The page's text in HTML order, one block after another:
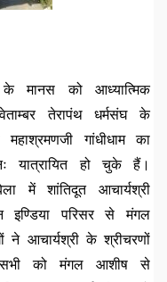
के मानस को आध्यात्मिक
तेरापंथ धर्मसंघ के
महाश्रमणजी गांधीधाम का
यात्रायित हो चुके हैं।
में शांतिदूत आचार्यश्री
इण्डिया परिसर से मंगल
ने आचार्यश्री के श्रीचरणों
सभी को मंगल आशीष से